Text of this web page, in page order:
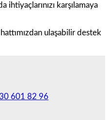
karşılamaya
ulaşabilir destek
601 82 96